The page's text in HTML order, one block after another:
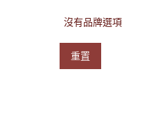
沒有品牌選項
重置